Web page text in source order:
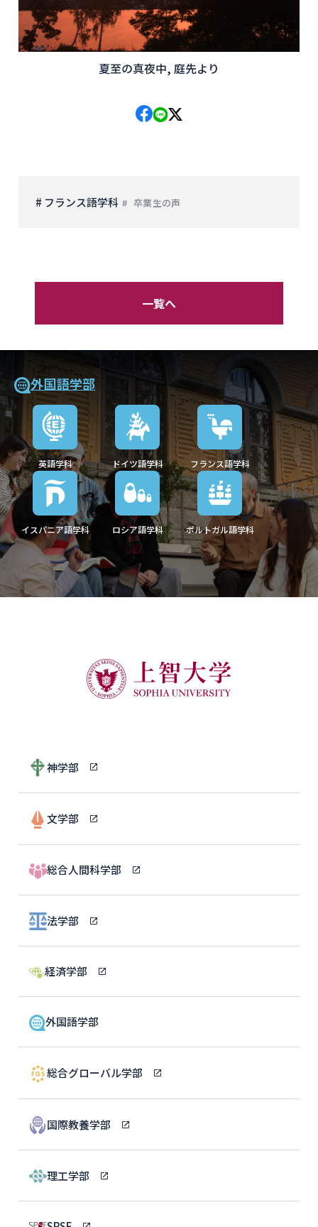
夏至の真夜中, 庭先より
# フランス語学科 卒業生の声
一覧へ
外国語学部
英語学科 ドイツ語学科 フランス語学科
イスパニア語学科 ロシア語学科 ポルトガル語学科
神学部
文学部
総合人間科学部
法学部
経済学部
外国語学部
総合グローバル学部
国際教養学部
理工学部